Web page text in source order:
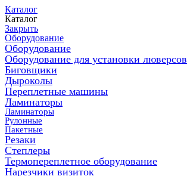
Каталог
Каталог
Закрыть
Оборудование
Оборудование
Оборудование для установки люверсов
Биговщики
Дыроколы
Переплетные машины
Ламинаторы
Ламинаторы
Рулонные
Пакетные
Резаки
Степлеры
Термопереплетное оборудование
Нарезчики визиток